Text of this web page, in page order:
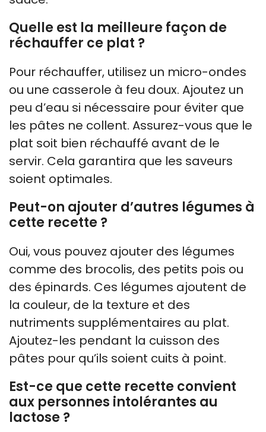
Quelle est la meilleure façon de
réchauffer ce plat ?
Pour réchauffer, utilisez un micro-ondes
ou une casserole à feu doux. Ajoutez un
peu d’eau si nécessaire pour éviter que
les pâtes ne collent. Assurez-vous que le
plat soit bien réchauffé avant de le
servir. Cela garantira que les saveurs
soient optimales.
Peut-on ajouter d’autres légumes à
cette recette ?
Oui, vous pouvez ajouter des légumes
comme des brocolis, des petits pois ou
des épinards. Ces légumes ajoutent de
la couleur, de la texture et des
nutriments supplémentaires au plat.
Ajoutez-les pendant la cuisson des
pâtes pour qu’ils soient cuits à point.
Est-ce que cette recette convient
aux personnes intolérantes au
lactose ?